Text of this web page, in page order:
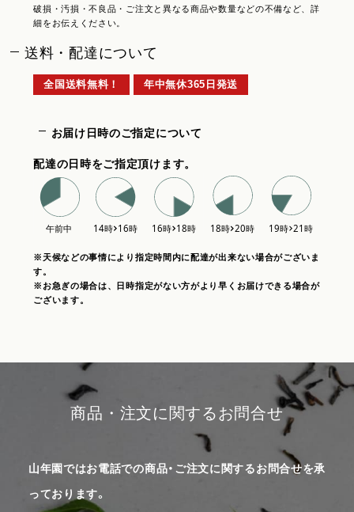
破損・汚損・不良品・ご注文と異なる商品や数量などの不備など、詳
細をお伝えください。
送料・配達について
全国送料無料！ 年中無休365日発送
お届け日時のご指定について
配達の日時をご指定頂けます。
※天候などの事情により指定時間内に配達が出来ない場合がございま
す。
※お急ぎの場合は、日時指定がない方がより早くお届けできる場合が
ございます。
商品・注文に関するお問合せ
山年園ではお電話での商品・ご注文に関するお問合せを承
っております。